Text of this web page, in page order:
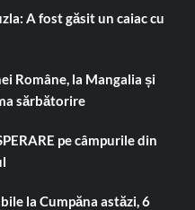
A fost găsit un caiac cu
Române, la Mangalia și
sărbătorire
pe câmpurile din
la Cumpăna astăzi, 6